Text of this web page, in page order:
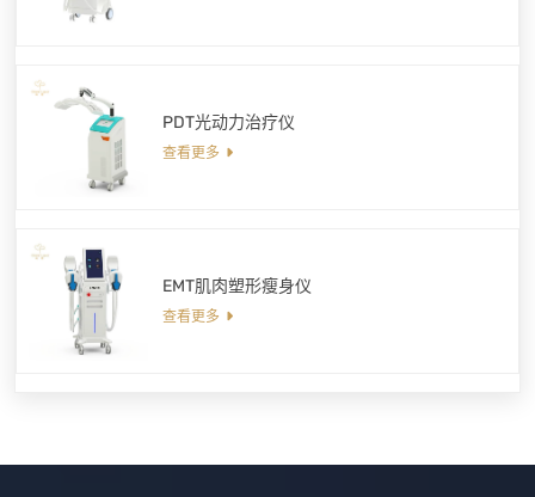
PDT光动力治疗仪
查看更多
EMT肌肉塑形瘦身仪
查看更多